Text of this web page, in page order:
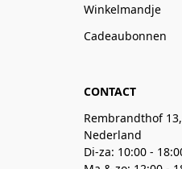
Winkelmandje
Cadeaubonnen
CONTACT
Rembrandthof
Nederland
Di-za: 10:00 -